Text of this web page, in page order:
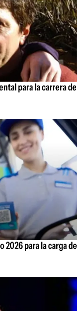
para la carrera de
2026 para la carga de